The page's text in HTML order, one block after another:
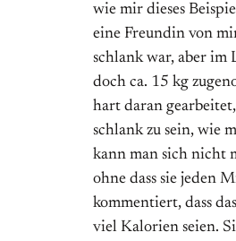
wie mir dieses
eine Freundin von
schlank war, aber im
doch ca. 15 kg
hart daran
schlank zu sein, wie
kann man sich nicht
ohne dass sie jeden
kommentiert, dass
viel Kalorien seien.